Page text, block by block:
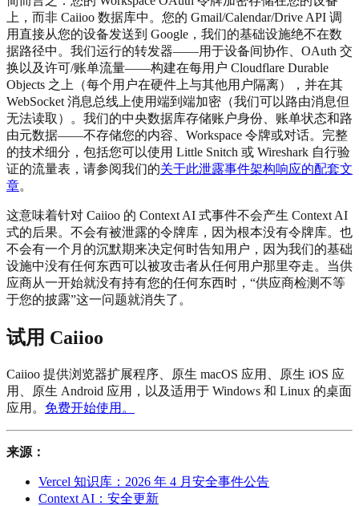
上，而非 Caiioo 数据库中。您的 Gmail/Calendar/Drive API 调
用直接从您的设备发送到 Google，我们的基础设施绝不在数
据路径中。我们运行的转发器——用于设备间协作、OAuth 交
换以及许可/账单流量——构建在每用户 Cloudflare Durable
Objects 之上（每个用户在硬件上与其他用户隔离），并在其
WebSocket 消息总线上使用端到端加密（我们可以路由消息但
无法读取）。我们的中央数据库存储账户身份、账单状态和路
由元数据——不存储您的内容、Workspace 令牌或对话。完整
的技术细分，包括您可以使用 Little Snitch 或 Wireshark 自行验
证的流量表，请参阅我们的关于此泄露事件架构响应的配套文
章。
这意味着针对 Caiioo 的 Context AI 式事件不会产生 Context AI
式的后果。不会有被泄露的令牌库，因为根本没有令牌库。也
不会有一个月的沉默期来决定何时告知用户，因为我们的基础
设施中没有任何东西可以被攻击者从任何用户那里夺走。当供
应商从一开始就没有持有您的任何东西时，“供应商检测不等
于您的披露”这一问题就消失了。
试用 Caiioo
Caiioo 提供浏览器扩展程序、原生 macOS 应用、原生 iOS 应
用、原生 Android 应用，以及适用于 Windows 和 Linux 的桌面
应用。 免费开始使用。
来源：
Vercel 知识库：2026 年 4 月安全事件公告
Context AI：安全更新